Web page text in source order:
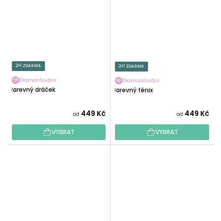
2+1 ZDARMA
Diamantování
Barevný dráček
od 449 Kč
VYBRAT
2+1 ZDARMA
Diamantování
Barevný fénix
od 449 Kč
VYBRAT